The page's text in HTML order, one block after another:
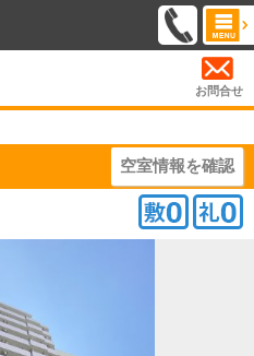
お問合せ
空室情報を確認